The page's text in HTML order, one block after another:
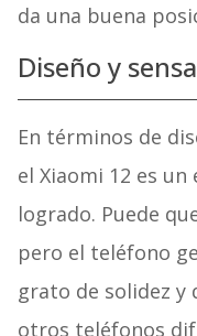
da una buena
Diseño y
En términos de
el Xiaomi 12 es
logrado. Puede
pero el teléfono
grato de solidez y
otros teléfonos